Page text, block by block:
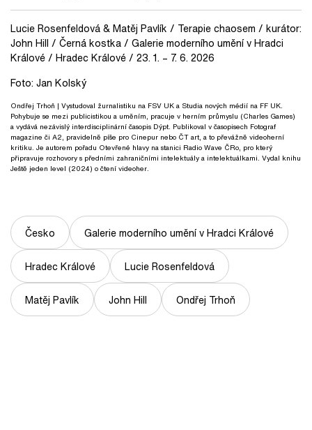
Lucie Rosenfeldová &Matěj Pavlík / Terapie chaosem / kurátor:
John Hill / Černá kostka / Galerie moderního umění v Hradci
Králové / Hradec Králové / 23. 1. – 7. 6. 2026
Foto: Jan Kolský
Ondřej Trhoň | Vystudoval žurnalistiku na FSV UK a Studia nových médií na FF UK.
Pohybuje se mezi publicistikou a uměním, pracuje v herním průmyslu (Charles Games)
a vydává nezávislý interdisciplinární časopis Dýpt. Publikoval v časopisech Fotograf
magazine či A2, pravidelně píše pro Cinepur nebo ČT art, a to převážně videoherní
kritiku. Je autorem pořadu Otevřené hlavy na stanici Radio Wave ČRo, pro který
připravuje rozhovory s předními zahraničními intelektuály a intelektuálkami. Vydal knihu
Ještě jeden level (2024) o čtení videoher.
Česko Galerie moderního umění v Hradci Králové
Hradec Králové Lucie Rosenfeldová
Matěj Pavlík John Hill Ondřej Trhoň